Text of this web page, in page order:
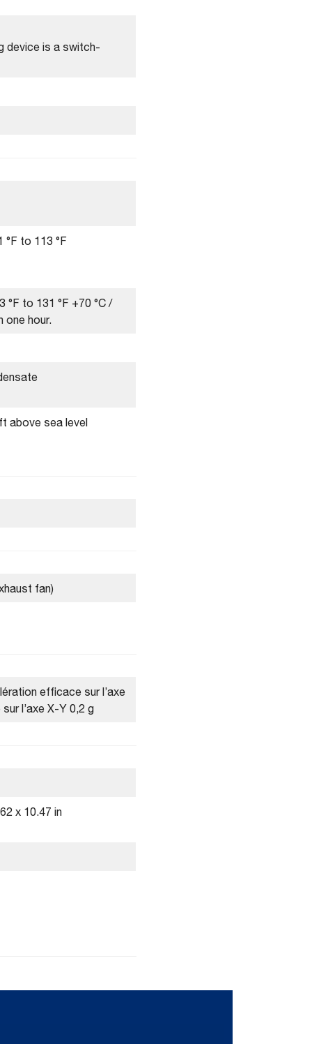
device is a switch-
°F to 113 °F
°F to 131 °F +70 °C /
one hour.
above sea level
fan)
efficace sur l’axe
l’axe X-Y 0,2 g
x 10.47 in